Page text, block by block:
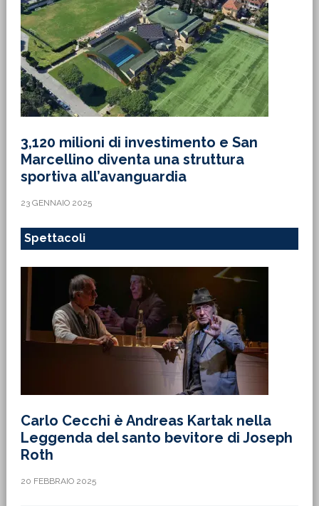
3,120 milioni di investimento e San
Marcellino diventa una struttura
sportiva all’avanguardia
23 GENNAIO 2025
Spettacoli
Carlo Cecchi è Andreas Kartak nella
Leggenda del santo bevitore di Joseph
Roth
20 FEBBRAIO 2025